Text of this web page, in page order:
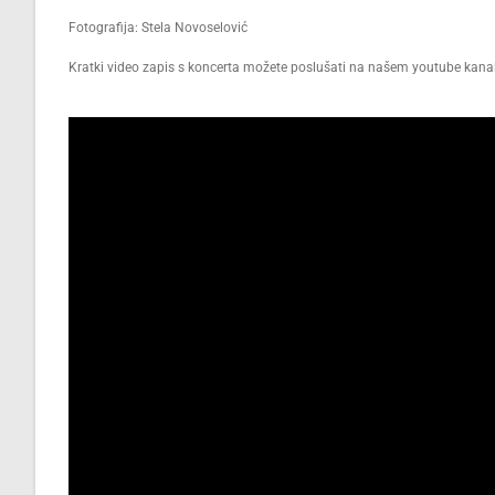
Fotografija: Stela Novoselović
Kratki video zapis s koncerta možete poslušati na našem youtube